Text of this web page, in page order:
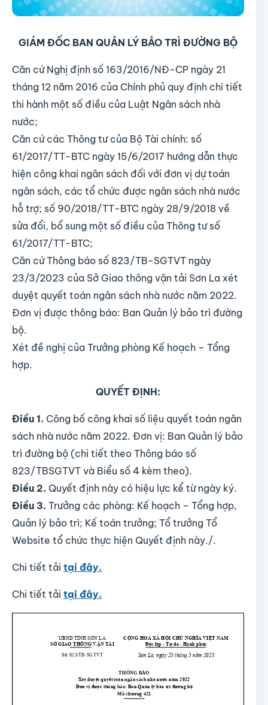
GIÁM ĐỐC BAN QUẢN LÝ BẢO TRÌ ĐƯỜNG BỘ
Căn cứ Nghị định số 163/2016/NĐ-CP ngày 21
tháng 12 năm 2016 của Chính phủ quy định chi tiết
thi hành một số điều của Luật Ngân sách nhà
nước;
Căn cứ các Thông tư của Bộ Tài chính: số
61/2017/TT-BTC ngày 15/6/2017 hướng dẫn thực
hiện công khai ngân sách đối với đơn vị dự toán
ngân sách, các tổ chức được ngân sách nhà nước
hỗ trợ; số 90/2018/TT-BTC ngày 28/9/2018 về
sửa đổi, bổ sung một số điều của Thông tư số
61/2017/TT-BTC;
Căn cứ Thông báo số 823/TB-SGTVT ngày
23/3/2023 của Sở Giao thông vận tải Sơn La xét
duyệt quyết toán ngân sách nhà nước năm 2022.
Đơn vị được thông báo: Ban Quản lý bảo trì đường
bộ.
Xét đề nghị của Trưởng phòng Kế hoạch – Tổng
hợp.
QUYẾT ĐỊNH:
Điều 1. Công bố công khai số liệu quyết toán ngân
sách nhà nước năm 2022. Đơn vị: Ban Quản lý bảo
trì đường bộ (chi tiết theo Thông báo số
823/TBSGTVT và Biểu số 4 kèm theo).
Điều 2. Quyết định này có hiệu lực kể từ ngày ký.
Điều 3. Trưởng các phòng: Kế hoạch – Tổng hợp,
Quản lý bảo trì; Kế toán trưởng; Tổ trưởng Tổ
Website tổ chức thực hiện Quyết định này./.
Chi tiết tải tại đây.
Chi tiết tải tại đây.